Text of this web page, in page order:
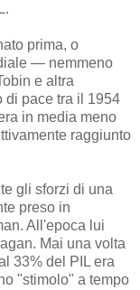
prima, o
— nemmeno
e altra
di pace tra il 1954
in media meno
raggiunto
gli sforzi di una
preso in
All'epoca lui
Mai una volta
33% del PIL era
"stimolo" a tempo